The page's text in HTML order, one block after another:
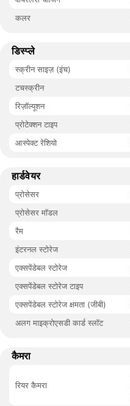
कलर
डिस्प्ले
स्क्रीन साइज़ (इंच)
टचस्क्रीन
रिज़ॉल्यूशन
प्रोटेक्शन टाइप
आस्पेक्ट रेशियो
हार्डवेयर
प्रोसेसर
प्रोसेसर मॉडल
रैम
इंटरनल स्टोरेज
एक्सपेंडेबल स्टोरेज
एक्सपेंडेबल स्टोरेज टाइप
एक्सपेंडेबल स्टोरेज क्षमता (जीबी)
अलग माइक्रोएसडी कार्ड स्लॉट
कैमरा
रियर कैमरा